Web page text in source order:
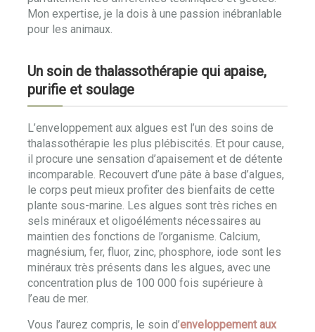
Mon expertise, je la dois à une passion inébranlable
pour les animaux.
Un soin de thalassothérapie qui apaise,
purifie et soulage
L’enveloppement aux algues est l’un des soins de
thalassothérapie les plus plébiscités. Et pour cause,
il procure une sensation d’apaisement et de détente
incomparable. Recouvert d’une pâte à base d’algues,
le corps peut mieux profiter des bienfaits de cette
plante sous-marine. Les algues sont très riches en
sels minéraux et oligoéléments nécessaires au
maintien des fonctions de l’organisme. Calcium,
magnésium, fer, fluor, zinc, phosphore, iode sont les
minéraux très présents dans les algues, avec une
concentration plus de 100 000 fois supérieure à
l’eau de mer.
Vous l’aurez compris, le soin d’enveloppement aux